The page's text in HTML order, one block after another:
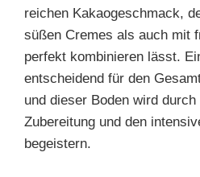
reichen Kakaogeschmack,
süßen Cremes als auch mit
perfekt kombinieren lässt.
entscheidend für den
und dieser Boden wird
Zubereitung und den
begeistern.